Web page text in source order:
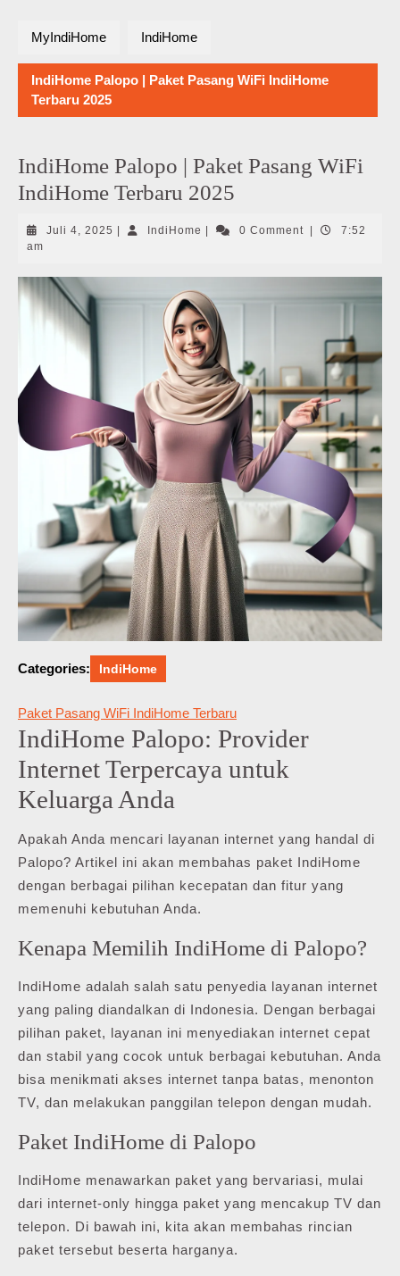
MyIndiHome IndiHome
IndiHome Palopo | Paket Pasang WiFi IndiHome
Terbaru 2025
IndiHome Palopo | Paket Pasang WiFi
IndiHome Terbaru 2025
Juli 4, 2025 Juli
IndiHome IndiHome0 Comment
7:52
am
Categories: IndiHome
Paket Pasang WiFi IndiHome Terbaru
IndiHome Palopo: Provider
Internet Terpercaya untuk
Keluarga Anda
Apakah Anda mencari layanan internet yang handal di
Palopo? Artikel ini akan membahas paket IndiHome
dengan berbagai pilihan kecepatan dan fitur yang
memenuhi kebutuhan Anda.
Kenapa Memilih IndiHome di Palopo?
IndiHome adalah salah satu penyedia layanan internet
yang paling diandalkan di Indonesia. Dengan berbagai
pilihan paket, layanan ini menyediakan internet cepat
dan stabil yang cocok untuk berbagai kebutuhan. Anda
bisa menikmati akses internet tanpa batas, menonton
TV, dan melakukan panggilan telepon dengan mudah.
Paket IndiHome di Palopo
IndiHome menawarkan paket yang bervariasi, mulai
dari internet-only hingga paket yang mencakup TV dan
telepon. Di bawah ini, kita akan membahas rincian
paket tersebut beserta harganya.